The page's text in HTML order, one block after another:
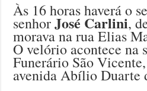
Às 16 horas haverá o
senhorJosé Carlini,
morava na rua Elias
O velório acontece na
Funerário São
avenida Abílio Duarte